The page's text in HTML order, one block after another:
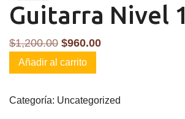
Guitarra Nivel 1
$1,200.00 El
precio
original
$1,200.00.
$960.00El
Guitarra
Nivel
cantidad
Añadir al carrito
Categoría: Uncategorized